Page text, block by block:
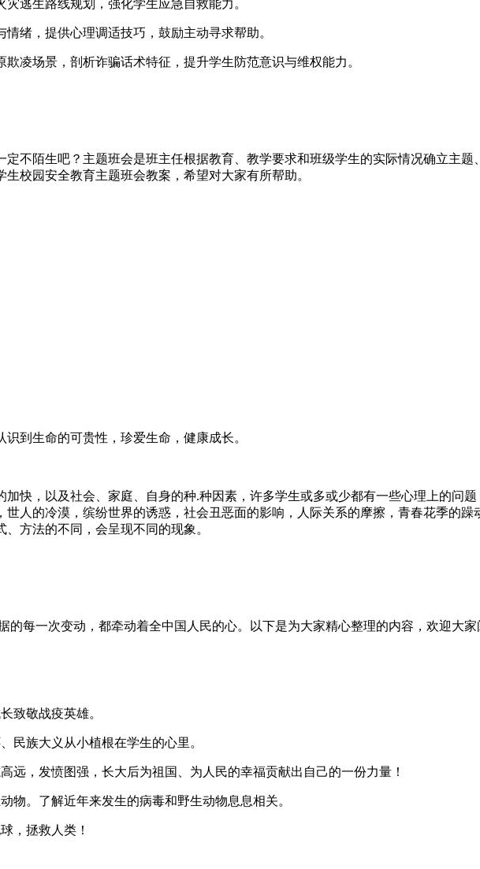
灾逃生路线规划，强化学生应急自救能力。
情绪，提供心理调适技巧，鼓励主动寻求帮助。
欺凌场景，剖析诈骗话术特征，提升学生防范意识与维权能力。
不陌生吧？主题班会是班主任根据教育、教学要求和班级学生的实际情况确立主
校园安全教育主题班会教案，希望对大家有所帮助。
到生命的可贵性，珍爱生命，健康成长。
快，以及社会、家庭、自身的种.种因素，许多学生或多或少都有一些心理上的问
人的冷漠，缤纷世界的诱惑，社会丑恶面的影响，人际关系的摩擦，青春花季的
方法的不同，会呈现不同的现象。
的每一次变动，都牵动着全中国人民的心。以下是为大家精心整理的内容，欢迎大
致敬战疫英雄。
民族大义从小植根在学生的心里。
远，发愤图强，长大后为祖国、为人民的幸福贡献出自己的一份力量！
物。了解近年来发生的病毒和野生动物息息相关。
，拯救人类！